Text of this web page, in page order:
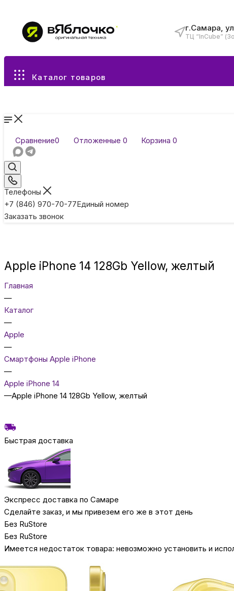
г.Самара,
ТЦ “InCube”
Каталог товаров
Сравнение0 Отложенные 0 Корзина 0
Телефоны
+7 (846) 970-70-77Единый номер
Заказать звонок
Все разделы каталога
Apple iPhone 14 128Gb Yellow, желтый
Главная
—
Каталог
—
Apple
—
Смартфоны Apple iPhone
—
Apple iPhone 14
—Apple iPhone 14 128Gb Yellow, желтый
Быстрая доставка
Экспресс доставка по Самаре
Сделайте заказ, и мы привезем его же в этот день
Без RuStore
Без RuStore
Имеется недостаток товара: невозможно установить и